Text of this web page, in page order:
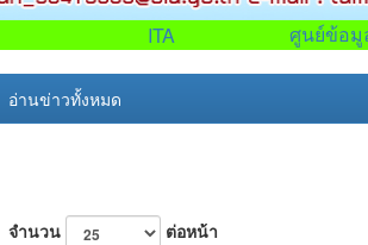
ITA ศูนย์ข้อมู
อ่านข่าวทั้งหมด
จำนวน ต่อหน้า